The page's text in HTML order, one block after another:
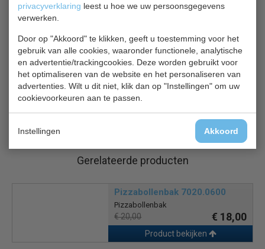
privacyverklaring leest u hoe we uw persoonsgegevens
verwerken.
Door op "Akkoord" te klikken, geeft u toestemming voor het
gebruik van alle cookies, waaronder functionele, analytische
en advertentie/trackingcookies. Deze worden gebruikt voor
het optimaliseren van de website en het personaliseren van
advertenties. Wilt u dit niet, klik dan op "Instellingen" om uw
cookievoorkeuren aan te passen.
Instellingen Akkoord
volledige garantieop dit top product.
RVS uitvoering
Geforceerde koeling
Gebruiksvriendelijke bediening met digitaal display en
ontdooiingsindicator.
Optie: rooster, pizzabollenbak en deksel
Gerelateerde producten
Pizzabollenbak 7020.0600
Pizzabollenbak
€ 20,00 € 18,00
Product bekijken